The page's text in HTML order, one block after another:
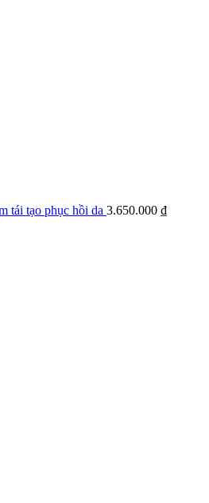
tái tạo phục hồi da 3.650.000 ₫